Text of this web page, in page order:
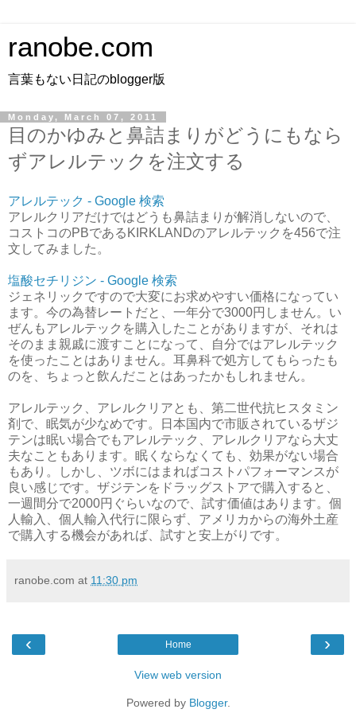
ranobe.com
言葉もない日記のblogger版
Monday, March 07, 2011
目のかゆみと鼻詰まりがどうにもなら
ずアレルテックを注文する
アレルテック - Google 検索
アレルクリアだけではどうも鼻詰まりが解消しないので、
コストコのPBであるKIRKLANDのアレルテックを456で注
文してみました。
塩酸セチリジン - Google 検索
ジェネリックですので大変にお求めやすい価格になってい
ます。今の為替レートだと、一年分で3000円しません。い
ぜんもアレルテックを購入したことがありますが、それは
そのまま親戚に渡すことになって、自分ではアレルテック
を使ったことはありません。耳鼻科で処方してもらったも
のを、ちょっと飲んだことはあったかもしれません。
アレルテック、アレルクリアとも、第二世代抗ヒスタミン
剤で、眠気が少なめです。日本国内で市販されているザジ
テンは眠い場合でもアレルテック、アレルクリアなら大丈
夫なこともあります。眠くならなくても、効果がない場合
もあり。しかし、ツボにはまればコストパフォーマンスが
良い感じです。ザジテンをドラッグストアで購入すると、
一週間分で2000円ぐらいなので、試す価値はあります。個
人輸入、個人輸入代行に限らず、アメリカからの海外土産
で購入する機会があれば、試すと安上がりです。
ranobe.com at 11:30 pm
‹ ›
Home
View web version
Powered by Blogger.